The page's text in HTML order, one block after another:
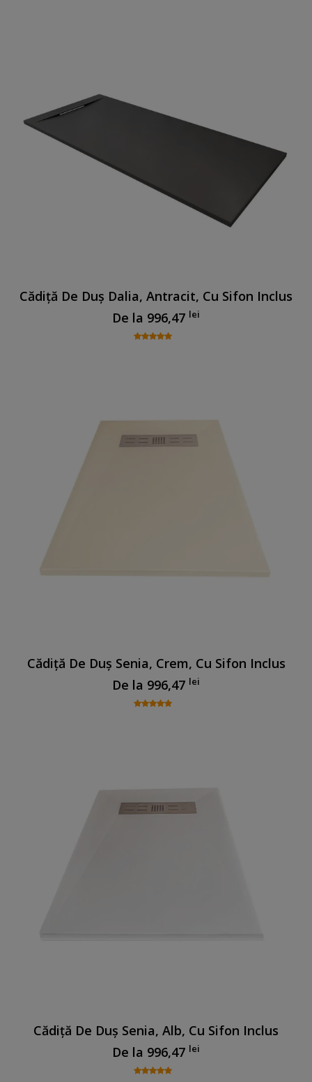
Cădiță De Duș Dalia, Antracit, Cu Sifon Inclus
De la 996,47 lei
Cădiță De Duș Senia, Crem, Cu Sifon Inclus
De la 996,47 lei
Cădiță De Duș Senia, Alb, Cu Sifon Inclus
De la 996,47 lei